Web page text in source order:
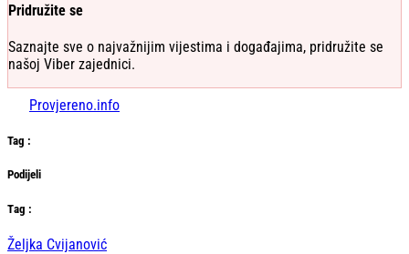
Pridružite se
Saznajte sve o najvažnijim vijestima i događajima, pridružite se
našoj Viber zajednici.
Provjereno.info
Tag :
Podijeli
Тag :
Željka Cvijanović